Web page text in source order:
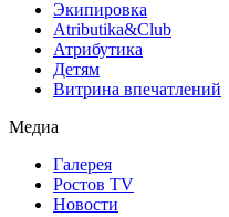
Экипировка
Atributika&Club
Атрибутика
Детям
Витрина впечатлений
Медиа
Галерея
Ростов TV
Новости